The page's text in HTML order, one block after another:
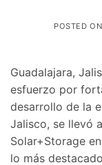
POSTED ON
Guadalajara,
esfuerzo por
desarrollo de la
Jalisco, se llevó
Solar+Storage
lo más